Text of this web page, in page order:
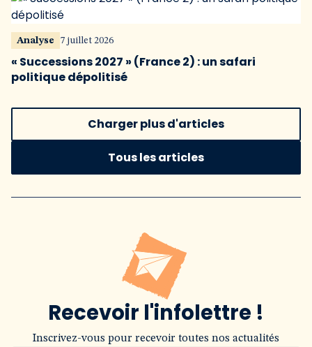
Analyse 7 juillet 2026
« Successions 2027 » (France 2) : un safari
politique dépolitisé
Charger plus d'articles
Tous les articles
Recevoir l'infolettre !
Inscrivez-vous pour recevoir toutes nos actualités